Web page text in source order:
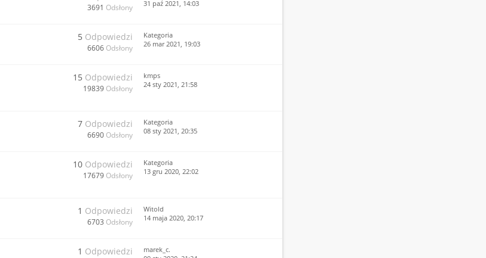
3691 Odsłony
31 paź 2021, 14:03
5 Odpowiedzi
6606 Odsłony
Kategoria
26 mar 2021, 19:03
15 Odpowiedzi
19839 Odsłony
kmps
24 sty 2021, 21:58
7 Odpowiedzi
6690 Odsłony
Kategoria
08 sty 2021, 20:35
10 Odpowiedzi
17679 Odsłony
Kategoria
13 gru 2020, 22:02
1 Odpowiedzi
6703 Odsłony
Witold
14 maja 2020, 20:17
1 Odpowiedzi
marek_c.